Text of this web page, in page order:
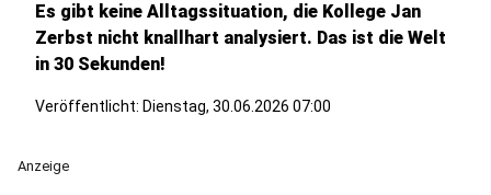
Es gibt keine Alltagssituation, die Kollege Jan
Zerbst nicht knallhart analysiert. Das ist die Welt
in 30 Sekunden!
Veröffentlicht: Dienstag, 30.06.2026 07:00
Anzeige